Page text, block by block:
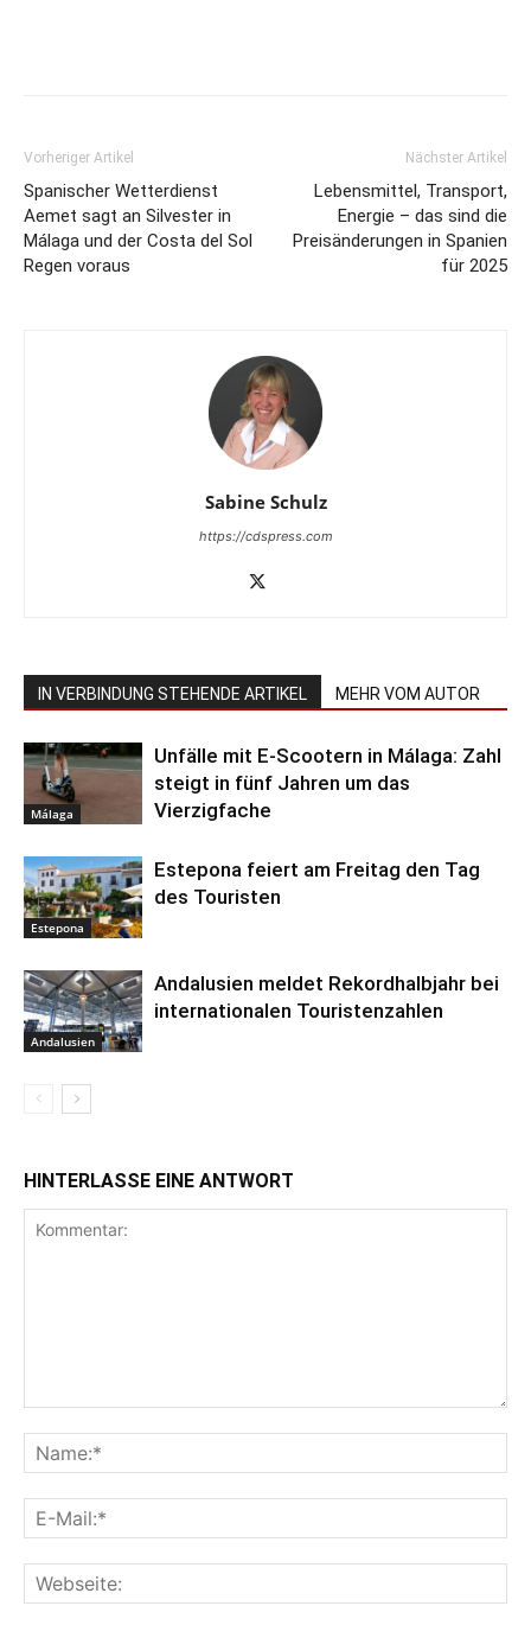
Vorheriger Artikel
Spanischer Wetterdienst
Aemet sagt an Silvester in
Málaga und der Costa del Sol
Regen voraus
Nächster Artikel
Lebensmittel, Transport,
Energie – das sind die
Preisänderungen in Spanien
für 2025
Sabine Schulz
https://cdspress.com
IN VERBINDUNG STEHENDE ARTIKEL MEHR VOM AUTOR
Málaga
Unfälle mit E-Scootern in Málaga: Zahl
steigt in fünf Jahren um das
Vierzigfache
Estepona
Estepona feiert am Freitag den Tag
des Touristen
Andalusien
Andalusien meldet Rekordhalbjahr bei
internationalen Touristenzahlen
HINTERLASSE EINE ANTWORT